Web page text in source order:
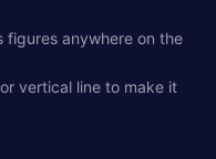
figures anywhere on the
vertical line to make it